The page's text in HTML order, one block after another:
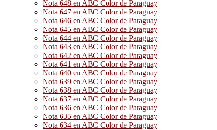
Nota 648 en ABC Color de Paraguay
Nota 647 en ABC Color de Paraguay
Nota 646 en ABC Color de Paraguay
Nota 645 en ABC Color de Paraguay
Nota 644 en ABC Color de Paraguay
Nota 643 en ABC Color de Paraguay
Nota 642 en ABC Color de Paraguay
Nota 641 en ABC Color de Paraguay
Nota 640 en ABC Color de Paraguay
Nota 639 en ABC Color de Paraguay
Nota 638 en ABC Color de Paraguay
Nota 637 en ABC Color de Paraguay
Nota 636 en ABC Color de Paraguay
Nota 635 en ABC Color de Paraguay
Nota 634 en ABC Color de Paraguay